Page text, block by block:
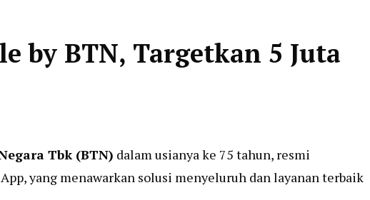
by BTN, Targetkan 5 Juta
Tbk (BTN) dalam usianya ke 75 tahun, resmi
yang menawarkan solusi menyeluruh dan layanan terbaik